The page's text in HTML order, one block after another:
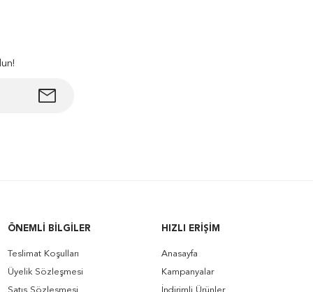
ÖNEMLI BILGILER
Teslimat Koşulları
Üyelik Sözleşmesi
HIZLI ERIŞIM
Anasayfa
Kampanyalar